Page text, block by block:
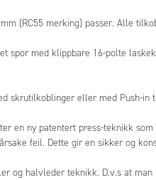
(RC55 merking) passer. Alle
spor med klippbare 16-polte
skrutilkoblinger eller med Push-in
en ny patentert press-teknikk
feil. Dette gir en sikker og
og halvleder teknikk. D.v.s at